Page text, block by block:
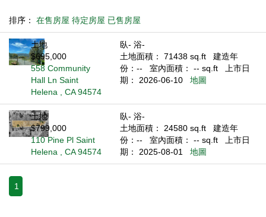
排序： 在售房屋 待定房屋 已售房屋
土地
$695,000
558 Community
Hall Ln Saint
Helena , CA 94574
臥- 浴-
土地面積： 71438 sq.ft
建造年
份：--
室內面積： -- sq.ft
上市日
期： 2026-06-10
地圖
土地
$799,000
110 Pine Pl Saint
Helena , CA 94574
臥- 浴-
土地面積： 24580 sq.ft
建造年
份：--
室內面積： -- sq.ft
上市日
期： 2025-08-01
地圖
1